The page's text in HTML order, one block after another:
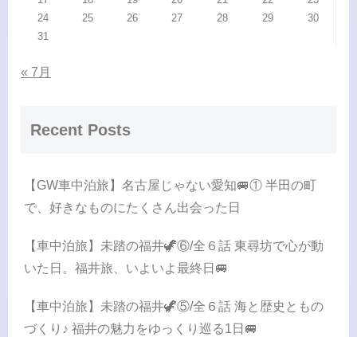
24
25 26 27 28 29
30
31
« 7月
Recent Posts
【GW車中泊旅】名古屋じゃない愛知🚐① 半田の町
で、好きなものにたくさん出会った日
【車中泊旅】未踏の福井🦖⑥/全６話 東尋坊で心が動
いた日。福井旅、いよいよ最終日🚐
【車中泊旅】未踏の福井🦖⑤/全６話 海と歴史ともの
づくり♪ 福井の魅力をゆっくり巡る1日🚐